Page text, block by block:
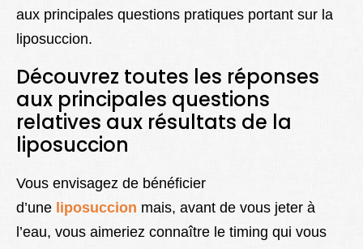
aux principales questions pratiques portant sur la
liposuccion.
Découvrez toutes les réponses
aux principales questions
relatives aux résultats de la
liposuccion
Vous envisagez de bénéficier
d’une liposuccion mais, avant de vous jeter à
l’eau, vous aimeriez connaître le timing qui vous